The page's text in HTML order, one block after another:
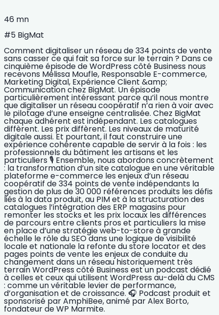
46 mn
#5 BigMat
Comment digitaliser un réseau de 334 points de vente
sans casser ce qui fait sa force sur le terrain ? Dans ce
cinquième épisode de WordPress côté Business nous
recevons Mélissa Moufle, Responsable E-commerce,
Marketing Digital, Expérience Client &amp;
Communication chez BigMat. Un épisode
particulièrement intéressant parce qu’il nous montre
que digitaliser un réseau coopératif n’a rien à voir avec
le pilotage d’une enseigne centralisée. Chez BigMat
chaque adhérent est indépendant. Les catalogues
diffèrent. Les prix diffèrent. Les niveaux de maturité
digitale aussi. Et pourtant, il faut construire une
expérience cohérente capable de servir à la fois : les
professionnels du bâtiment les artisans et les
particuliers 🎙️ Ensemble, nous abordons concrètement
: la transformation d’un site catalogue en une véritable
plateforme e-commerce les enjeux d’un réseau
coopératif de 334 points de vente indépendants la
gestion de plus de 30 000 références produits les défis
liés à la data produit, au PIM et à la structuration des
catalogues l’intégration des ERP magasins pour
remonter les stocks et les prix locaux les différences
de parcours entre clients pros et particuliers la mise
en place d’une stratégie web-to-store à grande
échelle le rôle du SEO dans une logique de visibilité
locale et nationale la refonte du store locator et des
pages points de vente les enjeux de conduite du
changement dans un réseau historiquement très
terrain WordPress côté Business est un podcast dédié
à celles et ceux qui utilisent WordPress au-delà du CMS
: comme un véritable levier de performance,
d’organisation et de croissance. 🎧 Podcast produit et
sponsorisé par AmphiBee, animé par Alex Borto,
fondateur de WP Marmite.